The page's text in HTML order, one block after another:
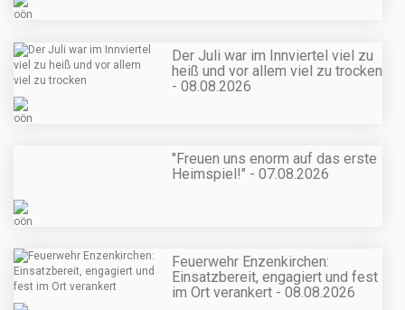
Der Juli war im Innviertel viel zu
heiß und vor allem viel zu trocken
- 08.08.2026
"Freuen uns enorm auf das erste
Heimspiel!" - 07.08.2026
Feuerwehr Enzenkirchen:
Einsatzbereit, engagiert und fest
im Ort verankert - 08.08.2026